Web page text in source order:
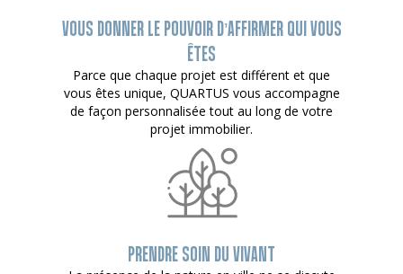
VOUS DONNER LE POUVOIR D’AFFIRMER QUI VOUS
ÊTES
Parce que chaque projet est différent et que
vous êtes unique, QUARTUS vous accompagne
de façon personnalisée tout au long de votre
projet immobilier.
PRENDRE SOIN DU VIVANT